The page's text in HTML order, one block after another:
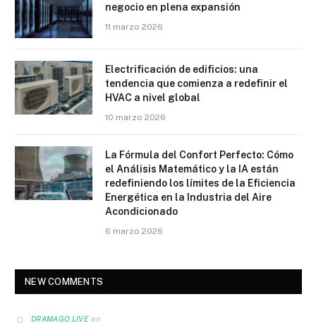
negocio en plena expansión
11 marzo 2026
Electrificación de edificios: una
tendencia que comienza a redefinir el
HVAC a nivel global
10 marzo 2026
La Fórmula del Confort Perfecto: Cómo
el Análisis Matemático y la IA están
redefiniendo los límites de la Eficiencia
Energética en la Industria del Aire
Acondicionado
6 marzo 2026
NEW COMMENTS
DRAMAGO.LIVEen